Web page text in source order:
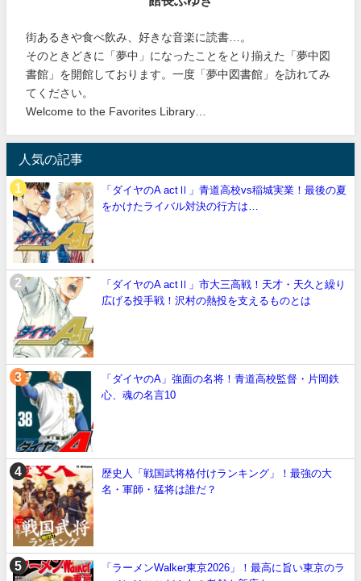
街あるきや食べ飲み、好きな音楽に読書…。
そのときどきに「夢中」になったことをとり揃えた「夢中図
書館」を開館しております。一度「夢中図書館」を訪れてみ
てください。
Welcome to the Favorites Library…
人気の記事
「ダイヤのA actⅡ」青道高校vs稲城実業！最後の夏
をかけたライバル対決の行方は…
「ダイヤのA actⅡ」市大三高戦！天才・天久と繰り
広げる投手戦！沢村の熱投を支えるものとは
「ダイヤのA」強面の名将！青道高校監督・片岡鉄
心、魂の名言10
歴史人「戦国武将格付けランキング」！最強の大
名・軍師・猛将は誰だ？
「ラーメンWalker東京2026」！最高に旨い東京のラ